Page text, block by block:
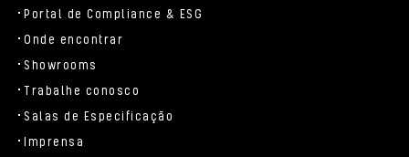
Portal de Compliance & ESG
Onde encontrar
Showrooms
Trabalhe conosco
Salas de Especificação
Imprensa